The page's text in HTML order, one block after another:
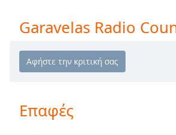
Chapters
Descriptions
descriptions
selected
Garavelas Radio
Επαφές